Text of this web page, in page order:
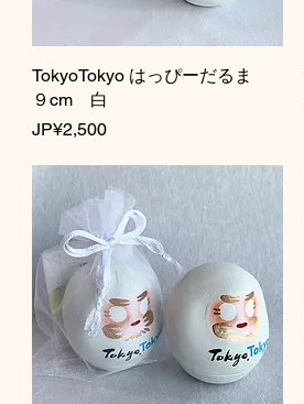
快速瀏覽
TokyoTokyo はっぴーだるま
９cm 白
價格
JP¥2,500